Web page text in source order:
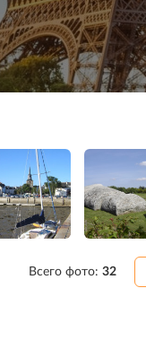
Всего фото: 32